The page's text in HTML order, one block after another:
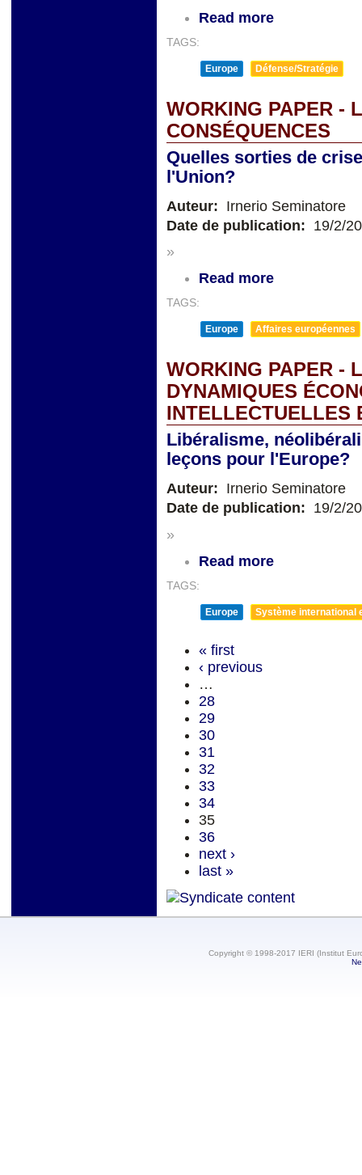
Read more
TAGS:
Europe Défense/Stratégie
WORKING PAPER -
CONSÉQUENCES
Quelles sorties de
l'Union?
Auteur: Irnerio Seminatore
Date de publication: 19/2/
»
Read more
TAGS:
Europe Affaires européennes
WORKING PAPER -
DYNAMIQUES
INTELLECTUELLES
Libéralisme,
leçons pour l'Europe?
Auteur: Irnerio Seminatore
Date de publication: 19/2/
»
Read more
TAGS:
Europe Système international
« first
‹ previous
…
28
29
30
31
32
33
34
35
36
next ›
last »
Copyright © 1998-2017 IERI (Institut